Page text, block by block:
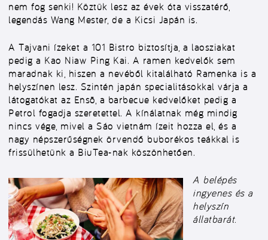
nem fog senki! Köztük lesz az évek óta visszatérő,
legendás Wang Mester, de a Kicsi Japán is.
A Tajvani ízeket a 101 Bistro biztosítja, a laosziakat
pedig a Kao Niaw Ping Kai. A ramen kedvelők sem
maradnak ki, hiszen a nevéből kitalálható Ramenka is a
helyszínen lesz. Szintén japán specialitásokkal várja a
látogatókat az Ensō, a barbecue kedvelőket pedig a
Petrol fogadja szeretettel. A kínálatnak még mindig
nincs vége, mivel a Sáo vietnám ízeit hozza el, és a
nagy népszerűségnek örvendő buborékos teákkal is
frissülhetünk a BiuTea-nak köszönhetően.
A belépés
ingyenes és a
helyszín
állatbarát.